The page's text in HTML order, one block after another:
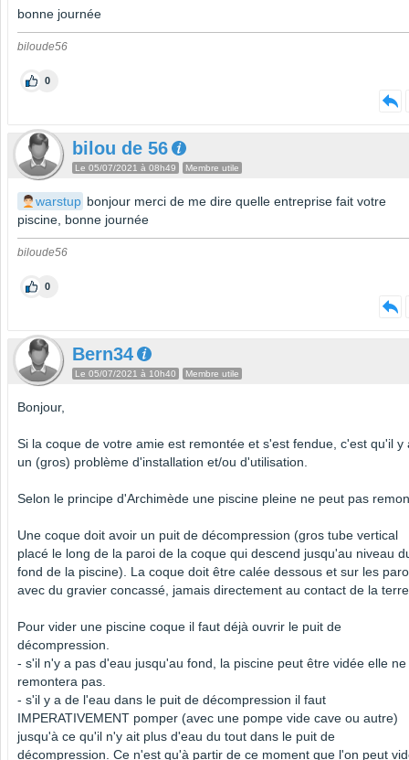
bonne journée
biloude56
0
bilou de 56
Le 05/07/2021 à 08h49 Membre utile
warstup bonjour merci de me dire quelle entreprise fait votre
piscine, bonne journée
biloude56
0
Bern34
Le 05/07/2021 à 10h40 Membre utile
Bonjour,
Si la coque de votre amie est remontée et s'est fendue, c'est qu'il y
un (gros) problème d'installation et/ou d'utilisation.
Selon le principe d'Archimède une piscine pleine ne peut pas
Une coque doit avoir un puit de décompression (gros tube vertical
placé le long de la paroi de la coque qui descend jusqu'au niveau
fond de la piscine). La coque doit être calée dessous et sur les
avec du gravier concassé, jamais directement au contact de la
Pour vider une piscine coque il faut déjà ouvrir le puit de
décompression.
- s'il n'y a pas d'eau jusqu'au fond, la piscine peut être vidée elle ne
remontera pas.
- s'il y a de l'eau dans le puit de décompression il faut
IMPERATIVEMENT pomper (avec une pompe vide cave ou autre)
jusqu'à ce qu'il n'y ait plus d'eau du tout dans le puit de
décompression. Ce n'est qu'à partir de ce moment que l'on peut